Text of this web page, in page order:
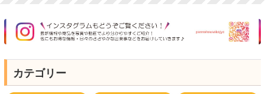
カテゴリー